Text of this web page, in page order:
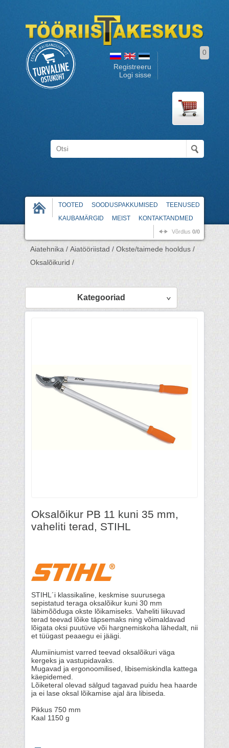
Registreeru
Logi sisse
0
TOOTED SOODUSPAKKUMISED
TEENUSED
KAUBAMÄRGID
MEIST KONTAKTANDMED
Võrdlus 0/0
Aiatehnika / Aiatööriistad / Okste/taimede hooldus /
Oksalõikurid /
Kategooriad
Oksalõikur PB 11 kuni 35 mm,
vaheliti terad, STIHL
STIHL´i klassikaline, keskmise suurusega
sepistatud teraga oksalõikur kuni 30 mm
läbimõõduga okste lõikamiseks. Vaheliti liikuvad
terad teevad lõike täpsemaks ning võimaldavad
lõigata oksi puutüve või hargnemiskoha lähedalt, nii
et tüügast peaaegu ei jäägi.
Alumiiniumist varred teevad oksalõikuri väga
kergeks ja vastupidavaks.
Mugavad ja ergonoomilised, libisemiskindla kattega
käepidemed.
Lõiketeral olevad sälgud tagavad puidu hea haarde
ja ei lase oksal lõikamise ajal ära libiseda.
Pikkus 750 mm
Kaal 1150 g